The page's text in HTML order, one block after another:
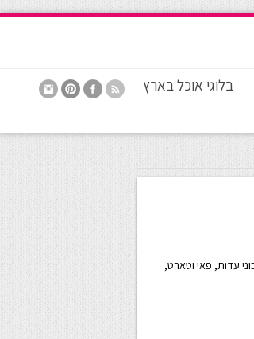
בלוגי אוכל בארץ
עדות, פאי וטארט,